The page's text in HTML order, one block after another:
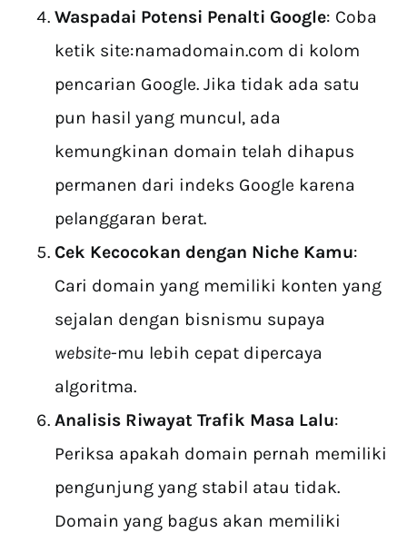
Waspadai Potensi Penalti Google: Coba
ketik site:namadomain.com di kolom
pencarian Google. Jika tidak ada satu
pun hasil yang muncul, ada
kemungkinan domain telah dihapus
permanen dari indeks Google karena
pelanggaran berat.
Cek Kecocokan dengan Niche Kamu:
Cari domain yang memiliki konten yang
sejalan dengan bisnismu supaya
website-mu lebih cepat dipercaya
algoritma.
Analisis Riwayat Trafik Masa Lalu:
Periksa apakah domain pernah memiliki
pengunjung yang stabil atau tidak.
Domain yang bagus akan memiliki